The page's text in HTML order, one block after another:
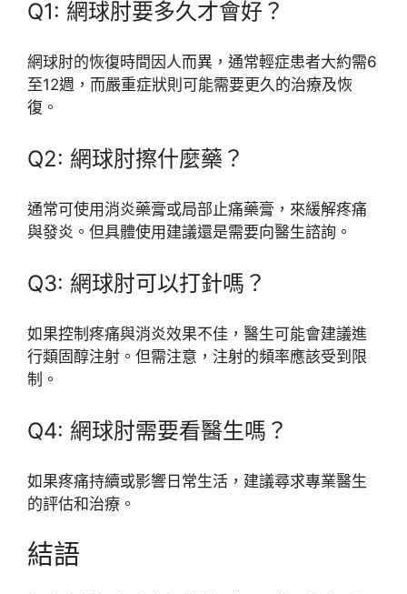
Q1: 網球肘要多久才會好？
網球肘的恢復時間因人而異，通常輕症患者大約需6
至12週，而嚴重症狀則可能需要更久的治療及恢
復。
Q2: 網球肘擦什麼藥？
通常可使用消炎藥膏或局部止痛藥膏，來緩解疼痛
與發炎。但具體使用建議還是需要向醫生諮詢。
Q3: 網球肘可以打針嗎？
如果控制疼痛與消炎效果不佳，醫生可能會建議進
行類固醇注射。但需注意，注射的頻率應該受到限
制。
Q4: 網球肘需要看醫生嗎？
如果疼痛持續或影響日常生活，建議尋求專業醫生
的評估和治療。
結語